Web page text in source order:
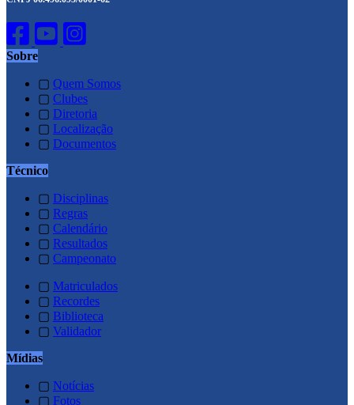
Sobre
▢ Quem Somos
▢ Clubes
▢ Diretoria
▢ Localização
▢ Documentos
Técnico
▢ Disciplinas
▢ Regras
▢ Calendário
▢ Resultados
▢ Campeonato
▢ Matriculados
▢ Recordes
▢ Biblioteca
▢ Validador
Mídias
▢ Notícias
▢ Fotos